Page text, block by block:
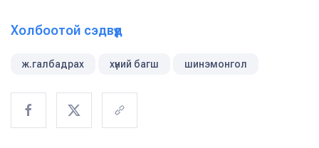
Холбоотой сэдвүүд
ж.галбадрах хүний багш шинэмонгол